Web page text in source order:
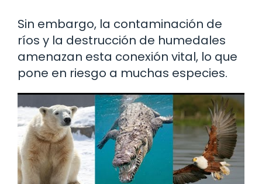
Sin embargo, la contaminación de
ríos y la destrucción de humedales
amenazan esta conexión vital, lo que
pone en riesgo a muchas especies.